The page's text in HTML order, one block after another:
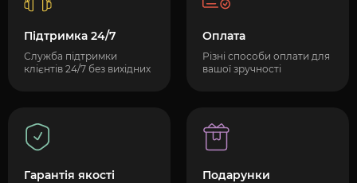
Підтримка 24/7
Служба підтримки
клієнтів 24/7 без вихідних
Оплата
Різні способи оплати для
вашої зручності
Гарантія якості Подарунки